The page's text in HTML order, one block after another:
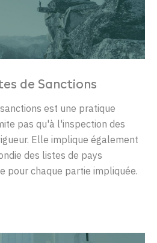
de Sanctions
est une pratique
pas qu'à l'inspection des
. Elle implique également
des listes de pays
pour chaque partie impliquée.